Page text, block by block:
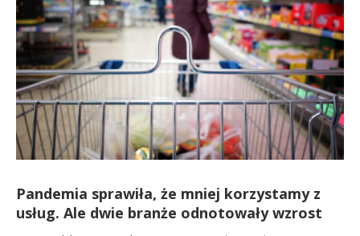
Pandemia sprawiła, że mniej korzystamy z
usług. Ale dwie branże odnotowały wzrost